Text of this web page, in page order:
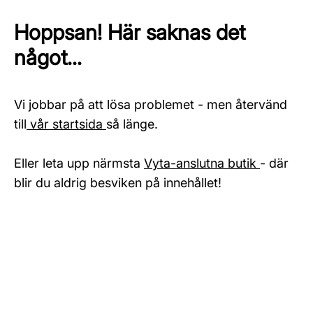
Hoppsan! Här saknas det
något...
Vi jobbar på att lösa problemet - men återvänd
till vår startsida så länge.
Eller leta upp närmsta Vyta-anslutna butik - där
blir du aldrig besviken på innehållet!